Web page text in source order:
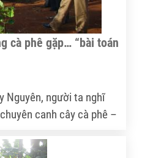
cà phê gặp… “bài toán
Nguyên, người ta nghĩ
canh cây cà phê –
phê trên vùng đất đỏ